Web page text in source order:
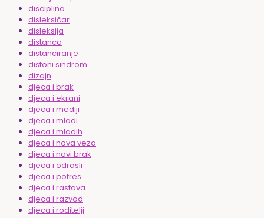
disciplina
disleksičar
disleksija
distanca
distanciranje
distoni sindrom
dizajn
djeca i brak
djeca i ekrani
djeca i mediji
djeca i mladi
djeca i mladih
djeca i nova veza
djeca i novi brak
djeca i odrasli
djeca i potres
djeca i rastava
djeca i razvod
djeca i roditelji